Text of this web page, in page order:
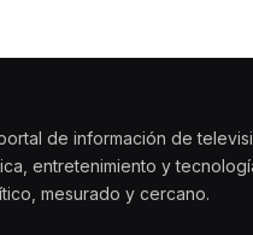
de información de
entretenimiento y
mesurado y cercano.